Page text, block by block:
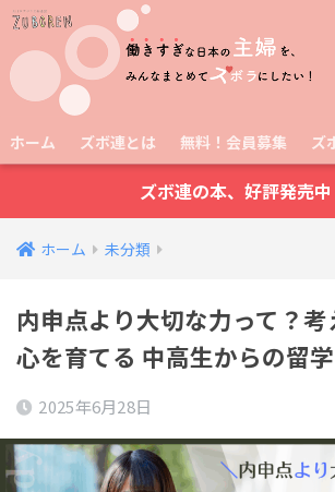
ホーム ズボ連とは 無料！会員募集 ズ
ズボ連の本、好評発売中
ホーム 未分類
内申点より大切な力って？
心を育てる 中高生からの留学
2025年6月28日